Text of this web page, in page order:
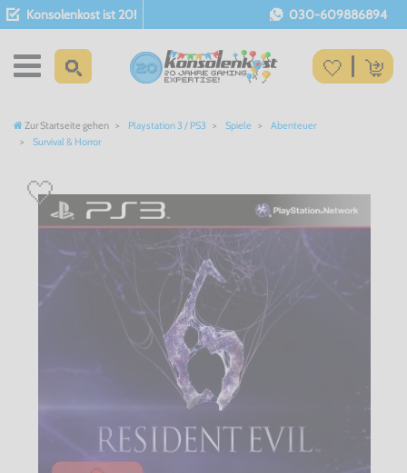
Konsolenkost ist 20! 030-609886894
Zur Startseite gehen Playstation 3 / PS3 Spiele
Abenteuer
Survival & Horror